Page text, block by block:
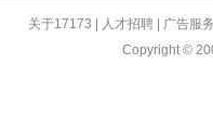
关于17173 | 人才招聘 | 广告服
Copyright ©